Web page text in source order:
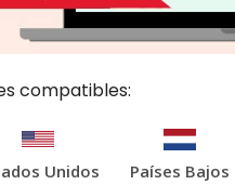
compatibles:
Unidos Países Bajos